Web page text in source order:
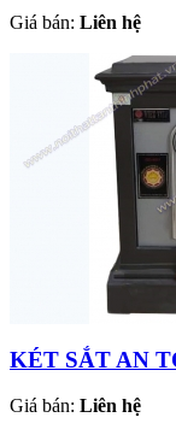
Giá bán: Liên hệ
KÉT SẮT AN
Giá bán: Liên hệ